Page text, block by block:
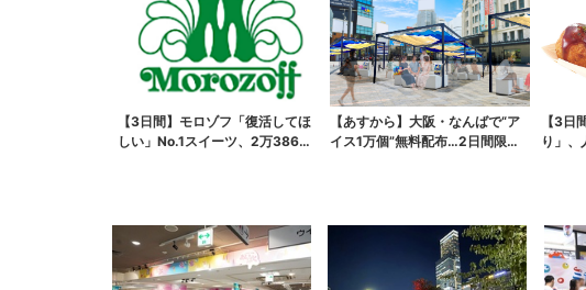
【3日間】モロゾフ「復活してほ
しい」No.1スイーツ、2万3865
【あすから】大阪・なんばで“ア
イス1万個”無料配布…2日間限定
【3日
り」、